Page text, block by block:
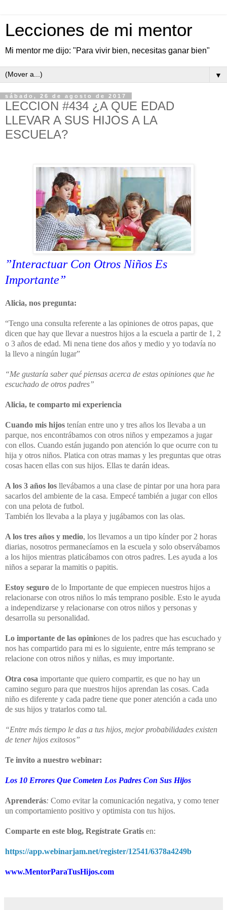
Lecciones de mi mentor
Mi mentor me dijo: "Para vivir bien, necesitas ganar bien"
▼
sábado, 26 de agosto de 2017
LECCION #434 ¿A QUE EDAD
LLEVAR A SUS HIJOS A LA
ESCUELA?
”Interactuar Con Otros Niños Es
Importante”
Alicia, nos pregunta:
“Tengo una consulta referente a las opiniones de otros papas, que
dicen que hay que llevar a nuestros hijos a la escuela a partir de 1, 2
o 3 años de edad. Mi nena tiene dos años y medio y yo todavía no
la llevo a ningún lugar”
“Me gustaría saber qué piensas acerca de estas opiniones que he
escuchado de otros padres”
Alicia, te comparto mi experiencia
Cuando mis hijos tenían entre uno y tres años los llevaba a un
parque, nos encontrábamos con otros niños y empezamos a jugar
con ellos. Cuando están jugando pon atención lo que ocurre con tu
hija y otros niños. Platica con otras mamas y les preguntas que otras
cosas hacen ellas con sus hijos. Ellas te darán ideas.
A los 3 años los llevábamos a una clase de pintar por una hora para
sacarlos del ambiente de la casa. Empecé también a jugar con ellos
con una pelota de futbol.
También los llevaba a la playa y jugábamos con las olas.
A los tres años y medio, los llevamos a un tipo kínder por 2 horas
diarias, nosotros permanecíamos en la escuela y solo observábamos
a los hijos mientras platicábamos con otros padres. Les ayuda a los
niños a separar la mamitis o papitis.
Estoy seguro de lo Importante de que empiecen nuestros hijos a
relacionarse con otros niños lo más temprano posible. Esto le ayuda
a independizarse y relacionarse con otros niños y personas y
desarrolla su personalidad.
Lo importante de las opiniones de los padres que has escuchado y
nos has compartido para mi es lo siguiente, entre más temprano se
relacione con otros niños y niñas, es muy importante.
Otra cosa importante que quiero compartir, es que no hay un
camino seguro para que nuestros hijos aprendan las cosas. Cada
niño es diferente y cada padre tiene que poner atención a cada uno
de sus hijos y tratarlos como tal.
“Entre más tiempo le das a tus hijos, mejor probabilidades existen
de tener hijos exitosos”
Te invito a nuestro webinar:
Los 10 Errores Que Cometen Los Padres Con Sus Hijos
Aprenderás: Como evitar la comunicación negativa, y como tener
un comportamiento positivo y optimista con tus hijos.
Comparte en este blog, Regístrate Gratis en:
https://app.webinarjam.net/register/12541/6378a4249b
www.MentorParaTusHijos.com